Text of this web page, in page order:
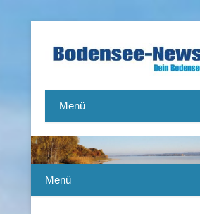
Bodensee-News.de
Menü
Menü